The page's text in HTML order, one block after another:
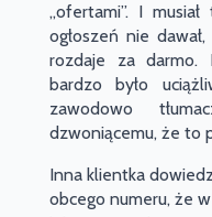
„ofertami”. I
ogłoszeń nie
rozdaje za darmo.
bardzo było
zawodowo
dzwoniącemu, że to
Inna klientka
obcego numeru, że